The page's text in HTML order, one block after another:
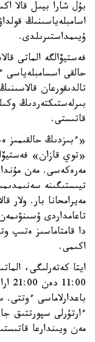
بۇل شارا بيىل قالا
ۇيىمداستىرىلدى.
فەستيۆالگە الماتى
حالقى اسسامبلەياسى
تالدىقورعان
بىرلەستىكتەردىڭ
قاتىستى.
«ءبىزدىڭ حالقىمىز
«توي قازان»
مەرەكەسى. مەن
مەيرامحانا بار. ولار
دا قامتاماسىز ەتىپ
اكىمى.
ايتا كەتەرلىگى،
باعدارلاماسى ءوتتى.
ءارتۇرلى سپورتتىق
مەن ويىندارعا